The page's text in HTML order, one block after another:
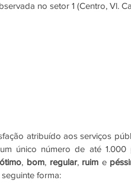
no setor 1 (Centro, Vl.
atribuído aos serviços
único número de até
ótimo, bom, regular, ruim e
forma: